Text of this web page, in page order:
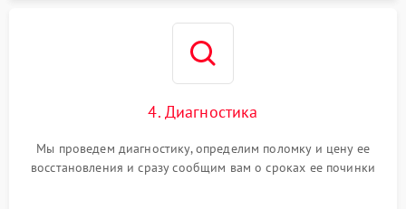
4. Диагностика
Мы проведем диагностику, определим поломку и цену ее
восстановления и сразу сообщим вам о сроках ее починки